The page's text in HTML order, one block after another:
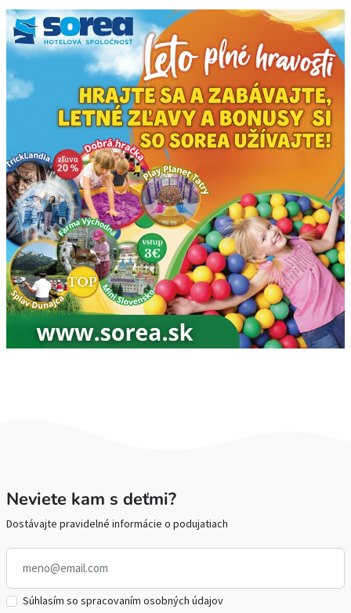
Neviete kam s deťmi?
Dostávajte pravidelné informácie o podujatiach
Súhlasím so spracovaním osobných údajov